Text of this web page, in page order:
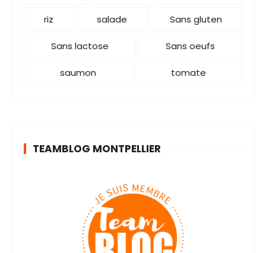
riz salade Sans gluten
Sans lactose Sans oeufs
saumon tomate
TEAMBLOG MONTPELLIER